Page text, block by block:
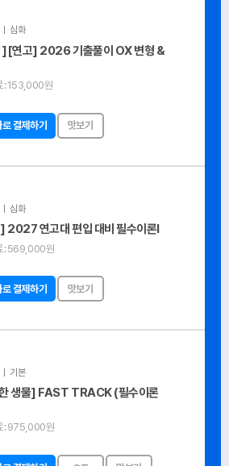
물학 ㅣ 심화
연고] 2026 기출풀이 OX 변형 &
:153,000원
로 결제하기 맛보기
물학 ㅣ 심화
2027 연고대 편입 대비 필수이론Ⅰ
:569,000원
로 결제하기 맛보기
물학 ㅣ 기본
(필수이론
:975,000원